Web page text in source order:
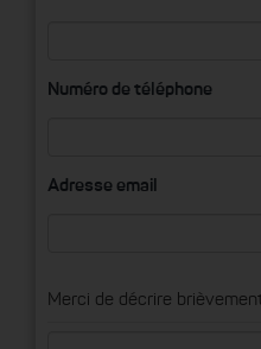
Numéro de téléphone
Adresse email
Merci de décrire